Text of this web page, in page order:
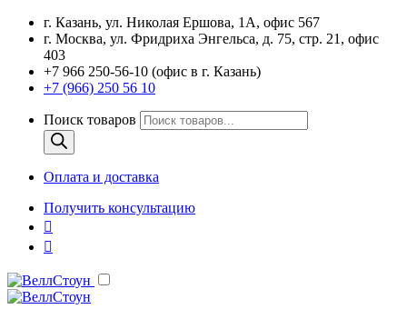
г. Казань, ул. Николая Ершова, 1А, офис 567
г. Москва, ул. Фридриха Энгельса, д. 75, стр. 21, офис
403
+7 966 250-56-10 (офис в г. Казань)
+7 (966) 250 56 10
Поиск товаров
Оплата и доставка
Получить консультацию